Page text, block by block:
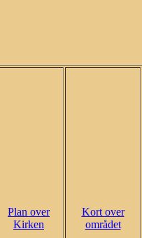
Plan over
Kirken
Kort over
området